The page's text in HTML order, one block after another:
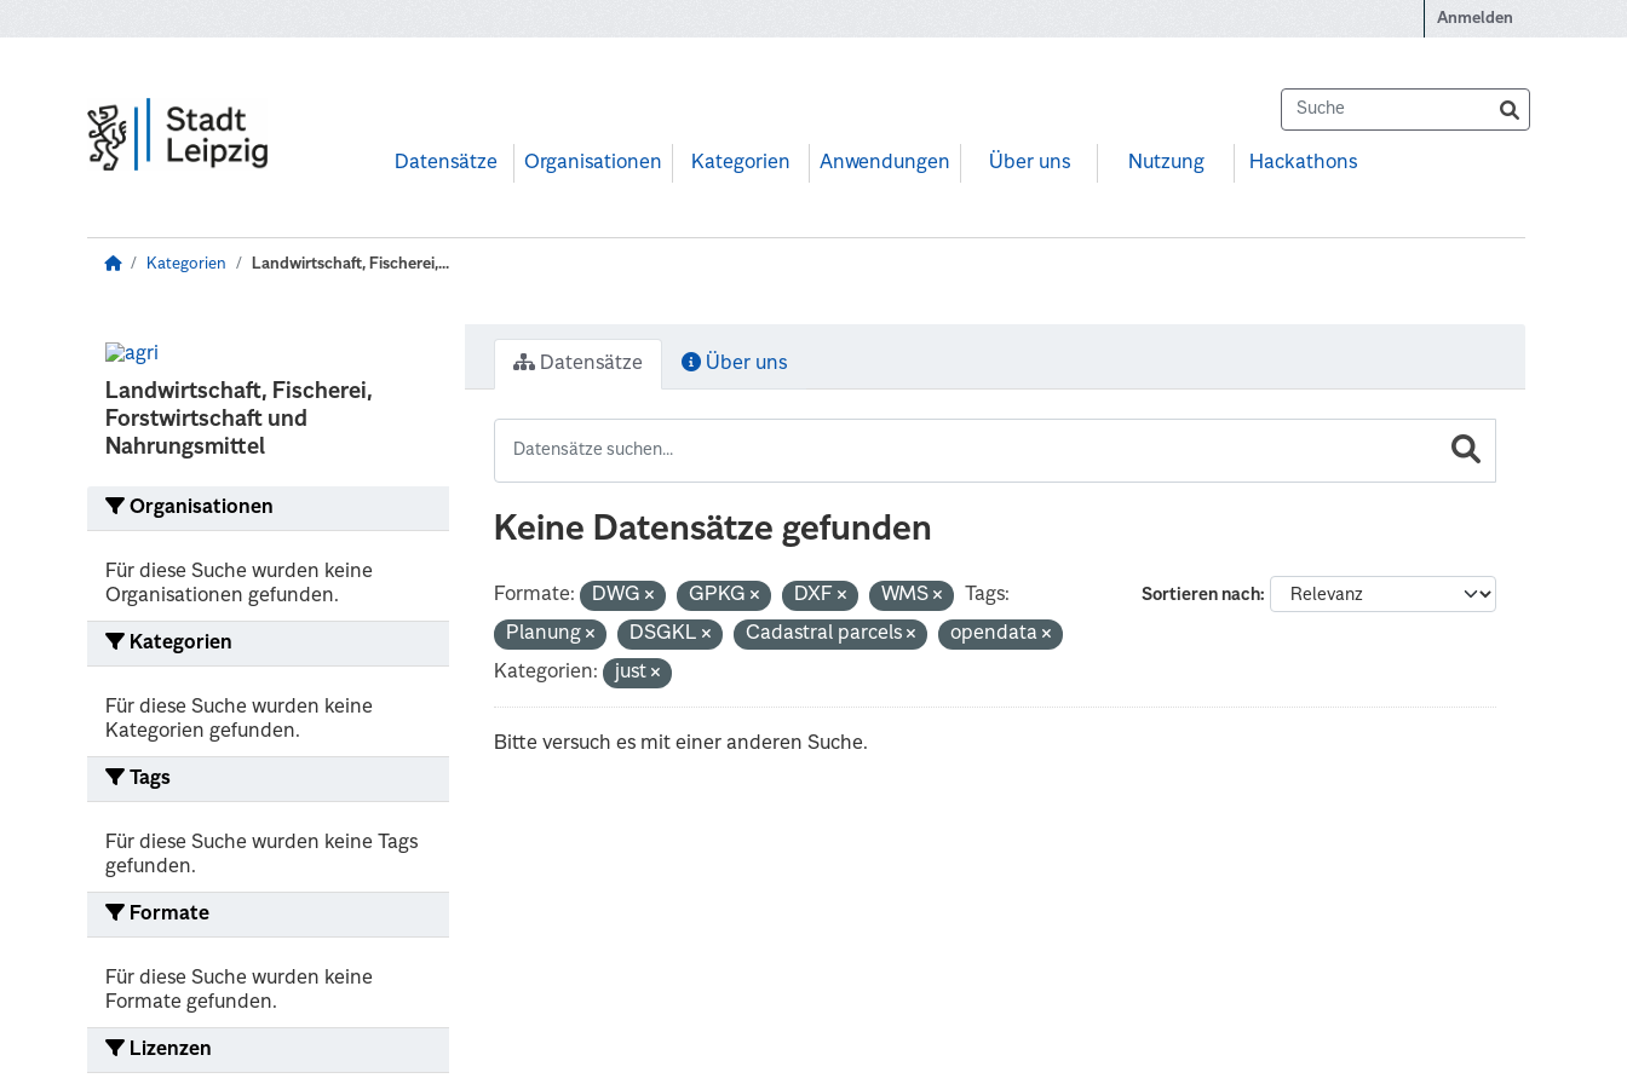
Anmelden
Datensätze Organisationen Kategorien Anwendungen Über uns Nutzung Hackathons
Kategorien Landwirtschaft, Fischerei,...
Landwirtschaft, Fischerei,
Forstwirtschaft und
Nahrungsmittel
Organisationen
Für diese Suche wurden keine
Organisationen gefunden.
Kategorien
Für diese Suche wurden keine
Kategorien gefunden.
Tags
Für diese Suche wurden keine Tags
gefunden.
Formate
Für diese Suche wurden keine
Formate gefunden.
Lizenzen
Datensätze Über uns
Keine Datensätze gefunden
Sortieren nach
Formate: DWG GPKG DXF WMS
Tags:
Planung
DSGKL Cadastral parcels
opendata
Kategorien:
just
Bitte versuch es mit einer anderen Suche.